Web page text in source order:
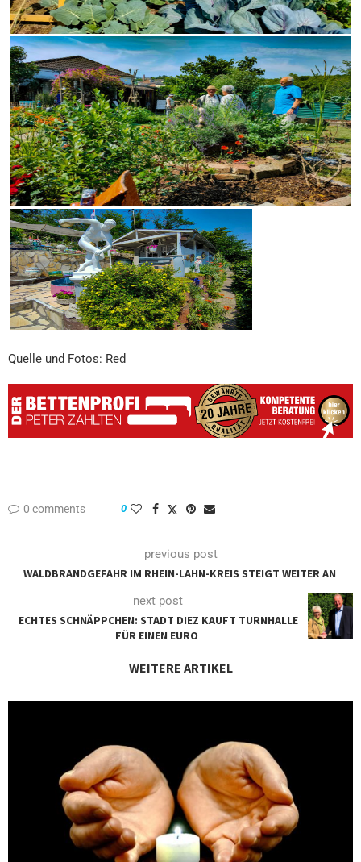
Quelle und Fotos: Red
0 comments 0
previous post
WALDBRANDGEFAHR IM RHEIN-LAHN-KREIS STEIGT WEITER AN
next post
ECHTES SCHNÄPPCHEN: STADT DIEZ KAUFT TURNHALLE
FÜR EINEN EURO
WEITERE ARTIKEL